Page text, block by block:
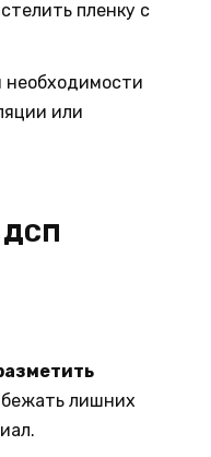
пленку с
необходимости
или
ДСП
лишних